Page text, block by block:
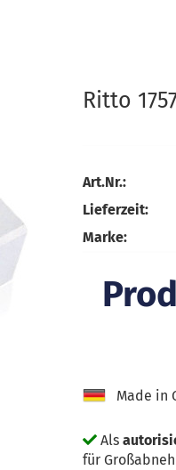
Ritto
Art.Nr.:
Lieferzeit:
Marke:
Made in
Als
für